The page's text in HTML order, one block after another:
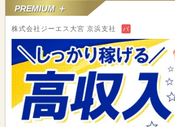
PREMIUM ＋
株式会社ジーエス大宮 京浜支社 バ